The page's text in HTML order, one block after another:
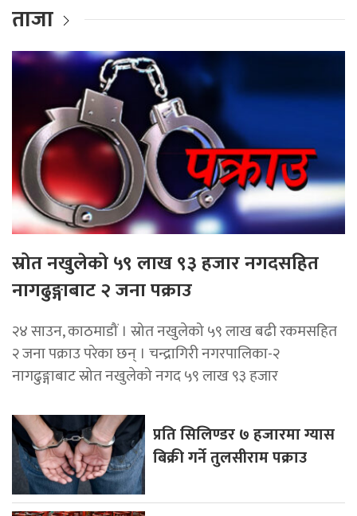
ताजा
स्रोत नखुलेको ५९ लाख ९३ हजार नगदसहित
नागढुङ्गाबाट २ जना पक्राउ
२४ साउन, काठमाडौं । स्रोत नखुलेको ५९ लाख बढी रकमसहित
२ जना पक्राउ परेका छन् । चन्द्रागिरी नगरपालिका-२
नागढुङ्गाबाट स्रोत नखुलेको नगद ५९ लाख ९३ हजार
प्रति सिलिण्डर ७ हजारमा ग्यास
बिक्री गर्ने तुलसीराम पक्राउ